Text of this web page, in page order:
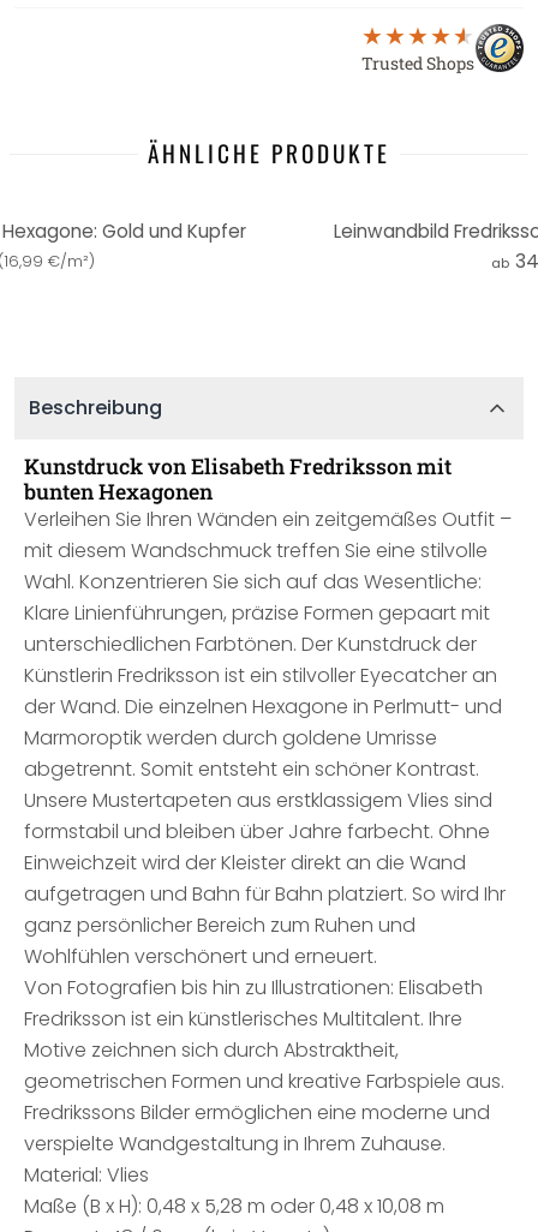
Trusted Shops
ÄHNLICHE PRODUKTE
Gold und Kupfer
16,99 €/m²)
Leinwandbild
ab
Beschreibung
Kunstdruck von Elisabeth Fredriksson mit
bunten Hexagonen
Verleihen Sie Ihren Wänden ein zeitgemäßes Outfit –
mit diesem Wandschmuck treffen Sie eine stilvolle
Wahl. Konzentrieren Sie sich auf das Wesentliche:
Klare Linienführungen, präzise Formen gepaart mit
unterschiedlichen Farbtönen. Der Kunstdruck der
Künstlerin Fredriksson ist ein stilvoller Eyecatcher an
der Wand. Die einzelnen Hexagone in Perlmutt- und
Marmoroptik werden durch goldene Umrisse
abgetrennt. Somit entsteht ein schöner Kontrast.
Unsere Mustertapeten aus erstklassigem Vlies sind
formstabil und bleiben über Jahre farbecht. Ohne
Einweichzeit wird der Kleister direkt an die Wand
aufgetragen und Bahn für Bahn platziert. So wird Ihr
ganz persönlicher Bereich zum Ruhen und
Wohlfühlen verschönert und erneuert.
Von Fotografien bis hin zu Illustrationen: Elisabeth
Fredriksson ist ein künstlerisches Multitalent. Ihre
Motive zeichnen sich durch Abstraktheit,
geometrischen Formen und kreative Farbspiele aus.
Fredrikssons Bilder ermöglichen eine moderne und
verspielte Wandgestaltung in Ihrem Zuhause.
Material: Vlies
Maße (B x H): 0,48 x 5,28 m oder 0,48 x 10,08 m